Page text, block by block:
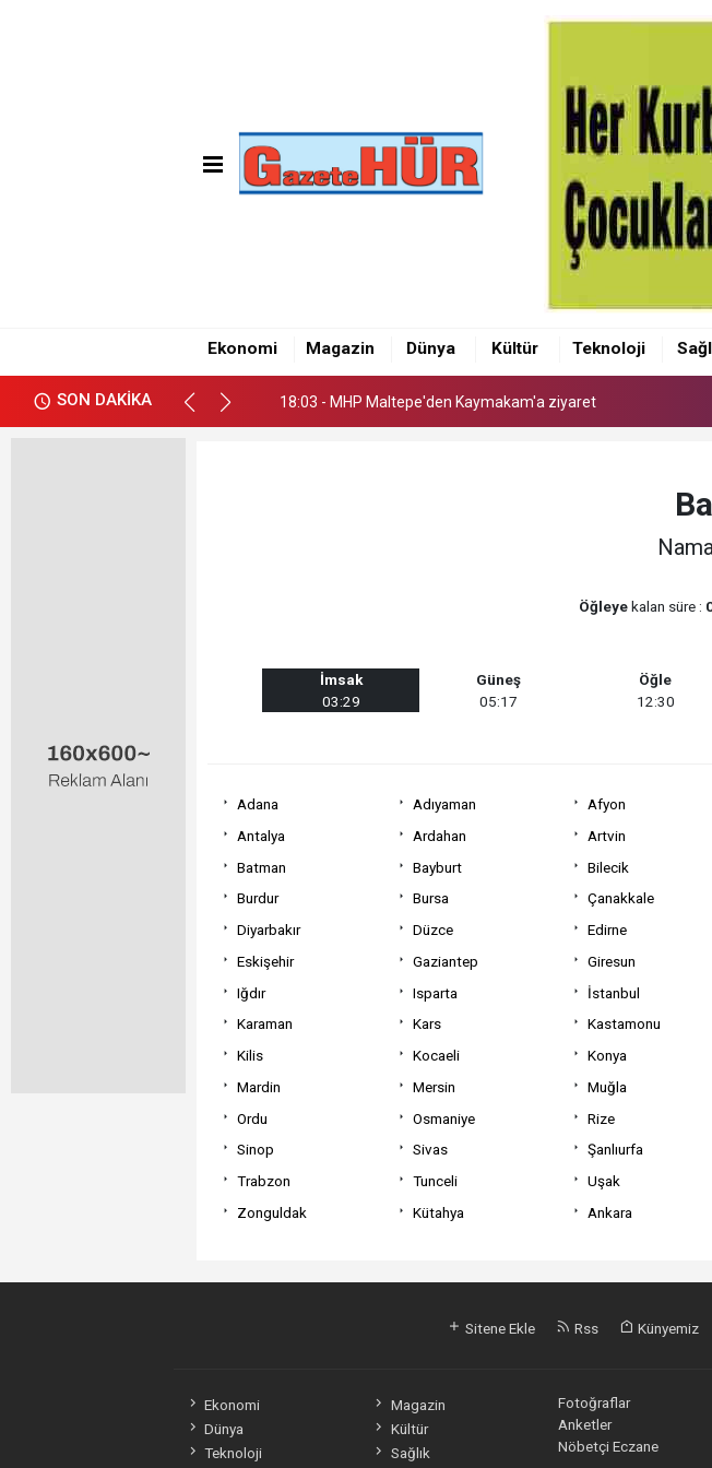
Ekonomi Magazin Dünya Kültür Teknoloji
SON DAKİKA
18:03 - MHP Maltepe'den Kaymakam'a ziyaret
18:09 - Emre Gün'den Maltepe Kaymakamı Akçay'a ziyaret
18:05 - CHP Maltepe İlçe Başkanı Olcay Yılmaz oldu
18:03 - MHP Maltepe'den Kaymakam'a ziyaret
Öğleyekalan süre :
İmsak
03:29
Güneş
05:17
Öğle
12:30
Adana Adıyaman Afyon
Antalya
Ardahan Artvin
Batman
Bayburt Bilecik
Burdur
Bursa Çanakkale
Diyarbakır
Düzce Edirne
Eskişehir
Gaziantep Giresun
Iğdır
Isparta İstanbul
Karaman
Kars Kastamonu
Kilis
Kocaeli Konya
Mardin
Mersin Muğla
Ordu
Osmaniye Rize
Sinop
Sivas Şanlıurfa
Trabzon
Tunceli Uşak
Zonguldak
Kütahya Ankara
Sitene Ekle Rss Künyemiz
Ekonomi
Magazin
Dünya
Kültür
Teknoloji
Sağlık
Fotoğraflar
Anketler
Nöbetçi Eczane